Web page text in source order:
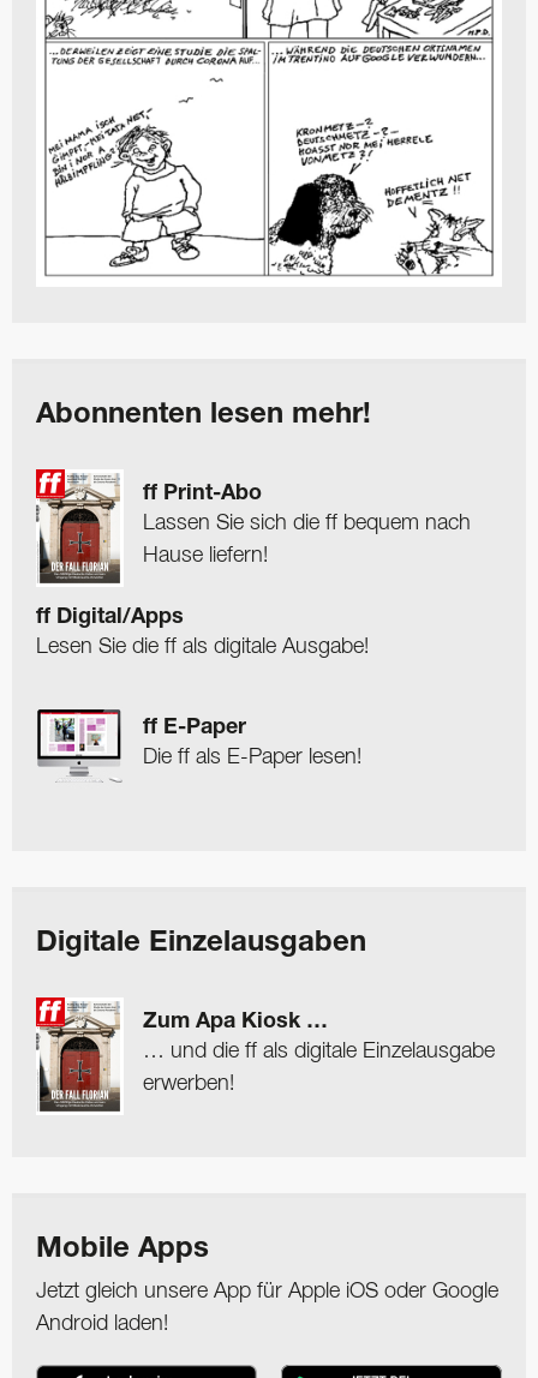
Abonnenten lesen mehr!
ff Print-Abo
Lassen Sie sich die ff bequem nach
Hause liefern!
ff Digital/Apps
Lesen Sie die ff als digitale Ausgabe!
ff E-Paper
Die ff als E-Paper lesen!
Digitale Einzelausgaben
Zum Apa Kiosk …
… und die ff als digitale Einzelausgabe
erwerben!
Mobile Apps
Jetzt gleich unsere App für Apple iOS oder Google
Android laden!